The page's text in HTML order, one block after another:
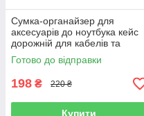
Сумка-органайзер для
аксесуарів до ноутбука кейс
дорожній для кабелів та
зарядки універсальний
чорний
Готово до відправки
198 ₴ 220 ₴
Купити